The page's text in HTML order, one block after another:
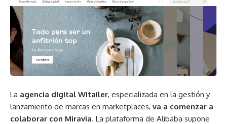
La agencia digital Witailer, especializada en la gestión y
lanzamiento de marcas en marketplaces, va a comenzar a
colaborar con Miravia. La plataforma de Alibaba supone